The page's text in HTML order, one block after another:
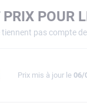
PRIX POUR
tiennent pas compte
Prix mis à jour le 06/